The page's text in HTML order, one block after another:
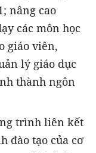
nâng cao
các môn học
giáo viên,
lý giáo dục
thành ngôn
trình liên kết
đào tạo của cơ